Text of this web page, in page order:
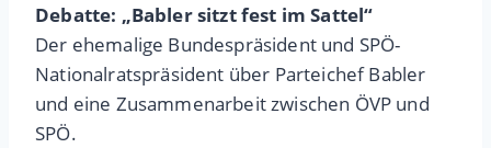
Debatte: „Babler sitzt fest im Sattel“
Der ehemalige Bundespräsident und SPÖ-
Nationalratspräsident über Parteichef Babler
und eine Zusammenarbeit zwischen ÖVP und
SPÖ.